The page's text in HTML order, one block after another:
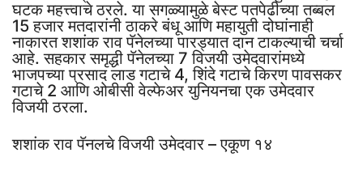
घटक महत्त्वाचे ठरले. या सगळ्यामुळे बेस्ट पतपेढीच्या तब्बल
15 हजार मतदारांनी ठाकरे बंधू आणि महायुती दोघांनाही
नाकारत शशांक राव पॅनेलच्या पारड्यात दान टाकल्याची चर्चा
आहे. सहकार समृद्धी पॅनेलच्या 7 विजयी उमेदवारांमध्ये
भाजपच्या प्रसाद लाड गटाचे 4, शिंदे गटाचे किरण पावसकर
गटाचे 2 आणि ओबीसी वेल्फेअर युनियनचा एक उमेदवार
विजयी ठरला.
शशांक राव पॅनलचे विजयी उमेदवार – एकूण १४